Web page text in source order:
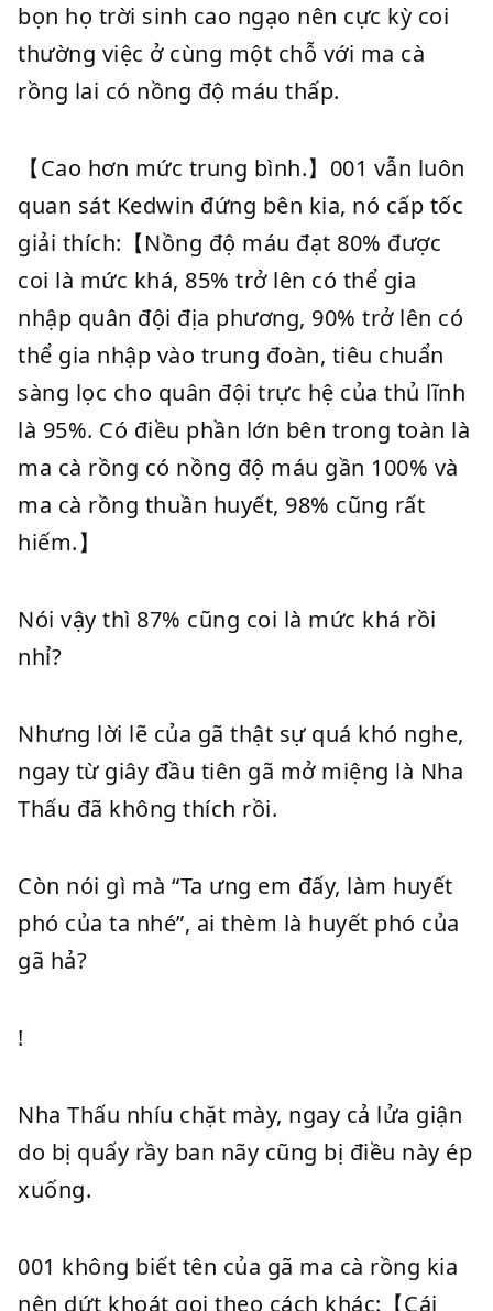
bọn họ trời sinh cao ngạo nên cực kỳ coi
thường việc ở cùng một chỗ với ma cà
rồng lai có nồng độ máu thấp.
【Cao hơn mức trung bình.】001 vẫn luôn
quan sát Kedwin đứng bên kia, nó cấp tốc
giải thích:【Nồng độ máu đạt 80% được
coi là mức khá, 85% trở lên có thể gia
nhập quân đội địa phương, 90% trở lên có
thể gia nhập vào trung đoàn, tiêu chuẩn
sàng lọc cho quân đội trực hệ của thủ lĩnh
là 95%. Có điều phần lớn bên trong toàn là
ma cà rồng có nồng độ máu gần 100% và
ma cà rồng thuần huyết, 98% cũng rất
hiếm.】
Nói vậy thì 87% cũng coi là mức khá rồi
nhỉ?
Nhưng lời lẽ của gã thật sự quá khó nghe,
ngay từ giây đầu tiên gã mở miệng là Nha
Thấu đã không thích rồi.
Còn nói gì mà “Ta ưng em đấy, làm huyết
phó của ta nhé”, ai thèm là huyết phó của
gã hả?
!
Nha Thấu nhíu chặt mày, ngay cả lửa giận
do bị quấy rầy ban nãy cũng bị điều này ép
xuống.
001 không biết tên của gã ma cà rồng kia
nên dứt khoát gọi theo cách khác:【Cái